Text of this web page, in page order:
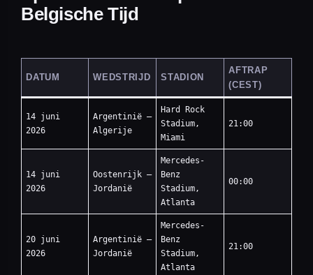
Belgische Tijd
DATUM WEDSTRIJD STADION
AFTRAP
(CEST)
14 juni
2026
Argentinië —
Algerije
Hard Rock
Stadium,
Miami
21:00
14 juni
2026
Oostenrijk —
Jordanië
Mercedes-
Benz
Stadium,
Atlanta
00:00
20 juni
2026
Argentinië —
Jordanië
Mercedes-
Benz
Stadium,
Atlanta
21:00